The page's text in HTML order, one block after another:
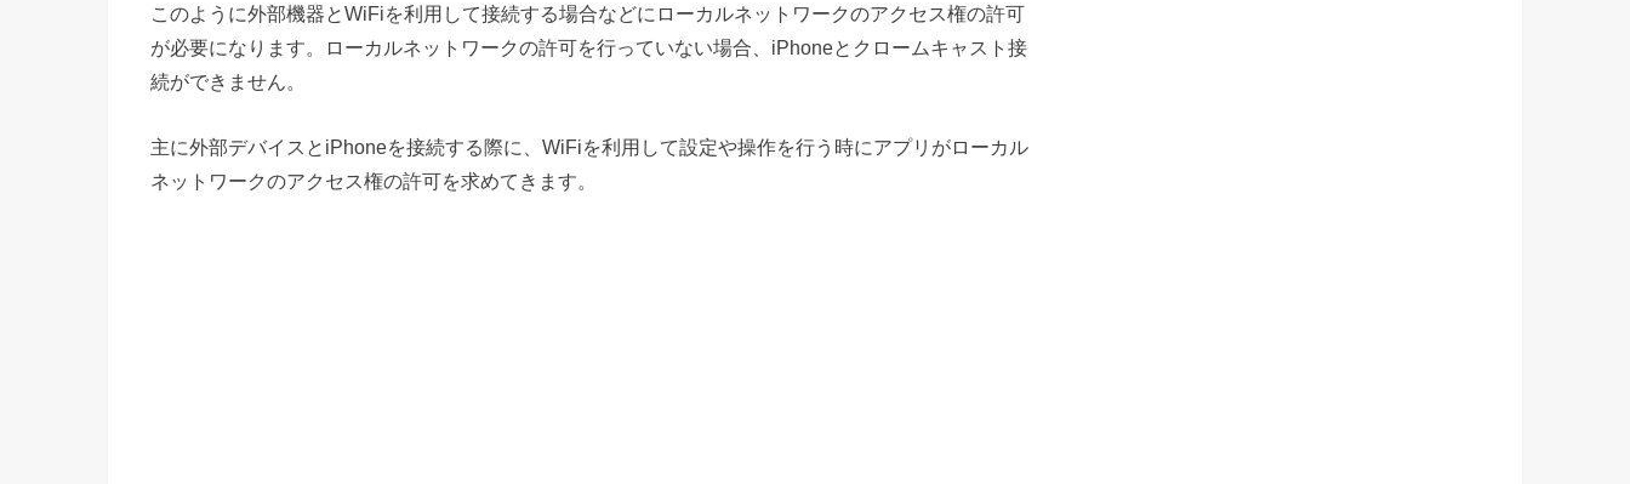
このように外部機器とWiFiを利用して接続する場合などにローカルネットワークのアクセス権の許可
が必要になります。ローカルネットワークの許可を行っていない場合、iPhoneとクロームキャスト接
続ができません。
主に外部デバイスとiPhoneを接続する際に、WiFiを利用して設定や操作を行う時にアプリがローカル
ネットワークのアクセス権の許可を求めてきます。